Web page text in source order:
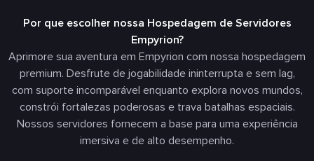
Por que escolher nossa Hospedagem de Servidores
Empyrion?
Aprimore sua aventura em Empyrion com nossa hospedagem
premium. Desfrute de jogabilidade ininterrupta e sem lag,
com suporte incomparável enquanto explora novos mundos,
constrói fortalezas poderosas e trava batalhas espaciais.
Nossos servidores fornecem a base para uma experiência
imersiva e de alto desempenho.